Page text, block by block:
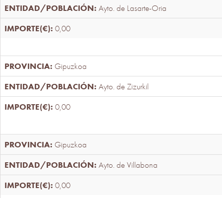
Ayto. de Lasarte-Oria
0,00
Gipuzkoa
Ayto. de Zizurkil
0,00
Gipuzkoa
Ayto. de Villabona
0,00